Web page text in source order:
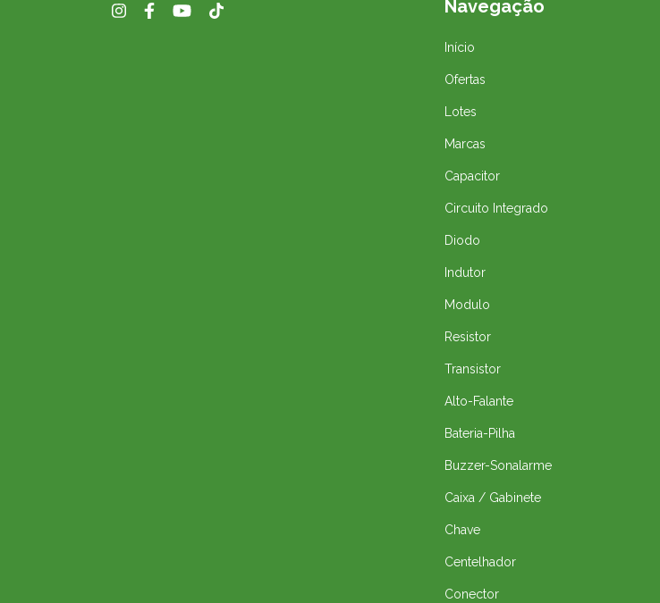
Navegação
Início
Ofertas
Lotes
Marcas
Capacitor
Circuito Integrado
Diodo
Indutor
Modulo
Resistor
Transistor
Alto-Falante
Bateria-Pilha
Buzzer-Sonalarme
Caixa / Gabinete
Chave
Centelhador
Conector